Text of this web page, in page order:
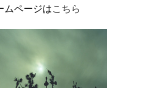
ムページはこちら